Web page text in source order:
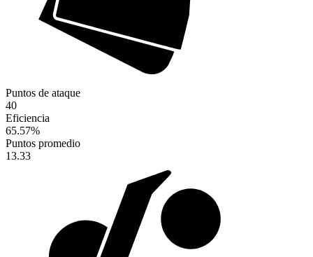
Puntos de ataque
40
Eficiencia
65.57%
Puntos promedio
13.33